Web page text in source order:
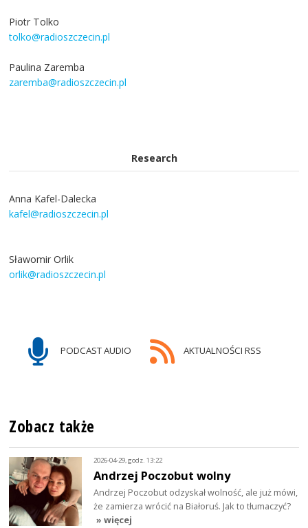
Piotr Tolko
tolko@radioszczecin.pl
Paulina Zaremba
zaremba@radioszczecin.pl
Research
Anna Kafel-Dalecka
kafel@radioszczecin.pl
Sławomir Orlik
orlik@radioszczecin.pl
PODCAST AUDIO AKTUALNOŚCI RSS
Zobacz także
2026-04-29, godz. 13:22
Andrzej Poczobut wolny
Andrzej Poczobut odzyskał wolność, ale już mówi,
że zamierza wrócić na Białoruś. Jak to tłumaczyć?
» więcej